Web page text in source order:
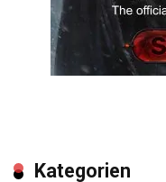
Kategorien